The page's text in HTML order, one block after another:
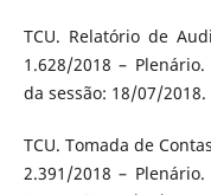
TCU. Relatório de
1.628/2018 –
da sessão: 18/07/2018.
TCU. Tomada de
2.391/2018 –